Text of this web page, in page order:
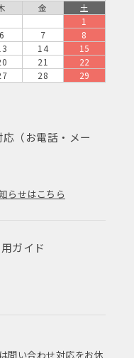
金
土
1
6 7
8
14
15
21
22
28
29
（お電話・メー
らせはこちら
ガイド
問い合わせ対応をお休